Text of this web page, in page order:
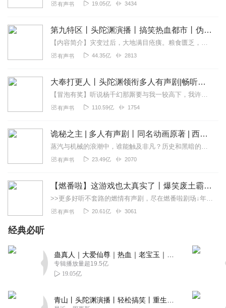
有声书 19.05亿 3434
第九特区丨头陀渊演播丨搞笑热血都市丨伪戒丨VIP免费多人有声剧
【内容简介】灾变过后，大地满目疮痍。粮食匮乏，资源紧俏，局势混乱……一位从待规划区杀出来的青年，背对着漫天黄沙，孤身来到九区谋生，却不曾想偶然结识三五好友，一念...
有声书 44.35亿 2813
大奉打更人丨头陀渊领衔多人有声剧|畅听全集|王鹤棣、田曦薇主演影视剧原著|卖报小郎君
【冒泡有奖】听说杨千幻那厮要与我一较高下，我许七安要开始装叉了！快进入声音播放页戳下方输入框，冒个泡偷偷告诉我，我要用哪些诗词才能胜过他？说得好的，有赏！202...
有声书 110.59亿 1754
诡秘之主 | 多人有声剧丨同名动画原著 | 西幻克苏鲁 | 乌贼作品
蒸汽与机械的浪潮中，谁能触及非凡？历史和黑暗的迷雾里，又是谁在耳语？我从诡秘中醒来，睁眼看见这个世界：枪械，大炮，巨舰，飞空艇，差分机；魔药，占卜，诅咒，倒吊人...
有声书 23.49亿 2070
【燃番啦】这游戏也太真实了丨爆笑废土霸榜神作丨紫襟剧社制作
>>更多好听不套路的燃情有声剧，尽在燃番啦剧场↓年度重磅推荐本专辑为VIP免费专辑每天上午10点5集更新，订阅可以听到最新内容哦！每周抽一个专辑五星优质评论送...
有声书 20.61亿 3061
经典必听
专辑播放量超19.5亿
19.05亿